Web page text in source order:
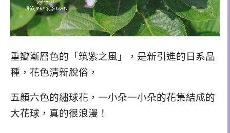
重瓣漸層色的「筑紫之風」，是新引進的日系品
種，花色清新脫俗，
五顏六色的繡球花，一小朵一小朵的花集結成的
大花球，真的很浪漫！